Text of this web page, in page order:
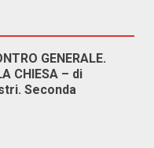
GENERALE.
CHIESA – di
Seconda